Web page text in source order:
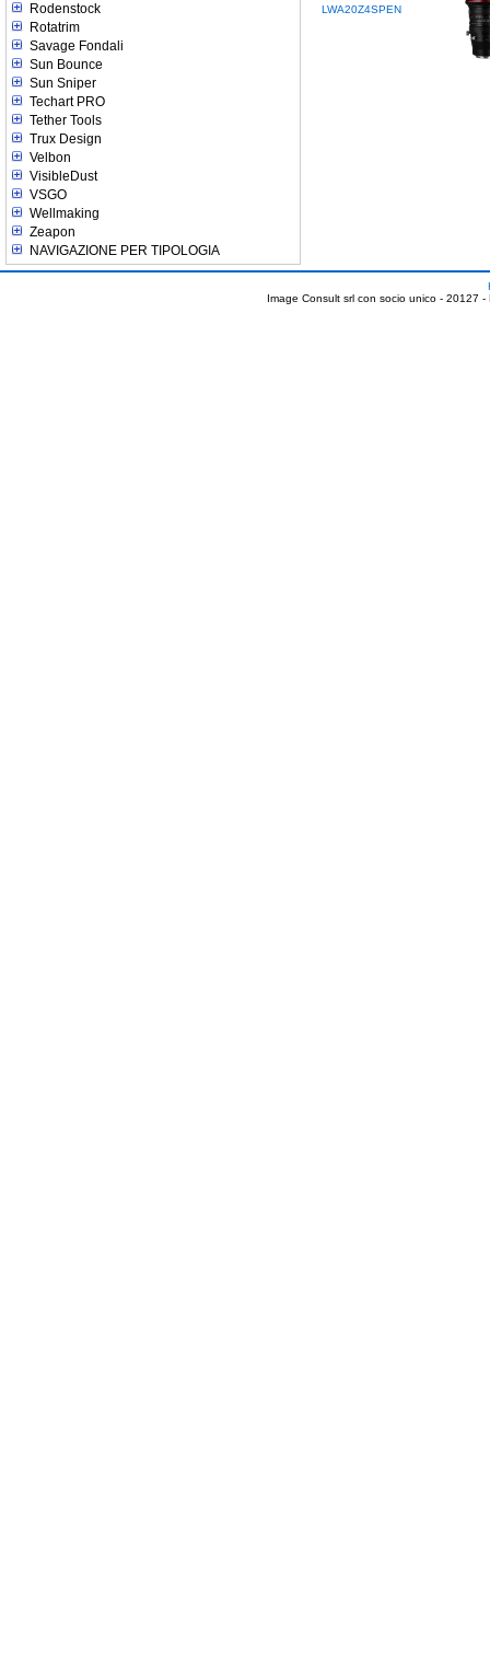
Rodenstock
Rotatrim
Savage Fondali
Sun Bounce
Sun Sniper
Techart PRO
Tether Tools
Trux Design
Velbon
VisibleDust
VSGO
Wellmaking
Zeapon
NAVIGAZIONE PER TIPOLOGIA
LWA20Z4SPEN
Image Consult srl con socio unico - 20127